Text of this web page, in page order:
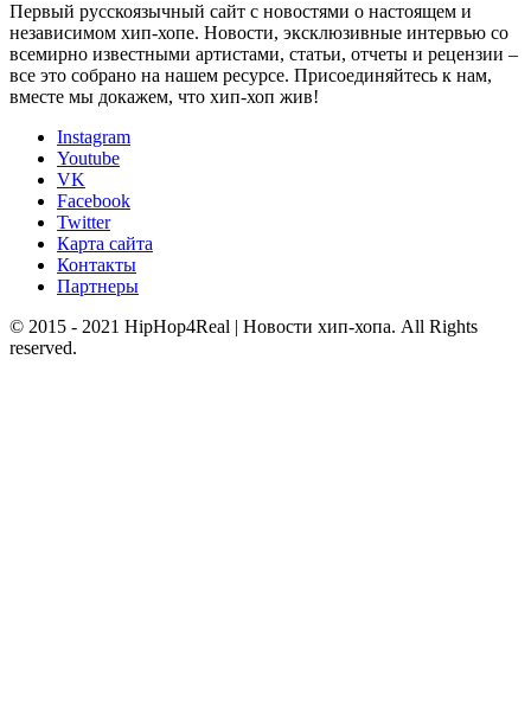
Первый русскоязычный сайт с новостями о настоящем и
независимом хип-хопе. Новости, эксклюзивные интервью со
всемирно известными артистами, статьи, отчеты и рецензии –
все это собрано на нашем ресурсе. Присоединяйтесь к нам,
вместе мы докажем, что хип-хоп жив!
Instagram
Youtube
VK
Facebook
Twitter
Карта сайта
Контакты
Партнеры
© 2015 - 2021 HipHop4Real | Новости хип-хопа. All Rights
reserved.